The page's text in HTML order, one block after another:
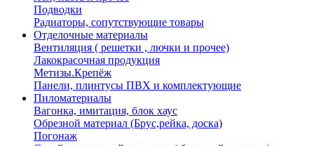
Подводки
Радиаторы, сопутствующие товары
Отделочные материалы
Вентиляция ( решетки , лючки и прочее)
Лакокрасочная продукция
Метизы.Крепёж
Панели, плинтусы ПВХ и комплектующие
Пиломатериалы
Вагонка, имитация, блок хаус
Обрезной материал (Брус,рейка, доска)
Погонаж